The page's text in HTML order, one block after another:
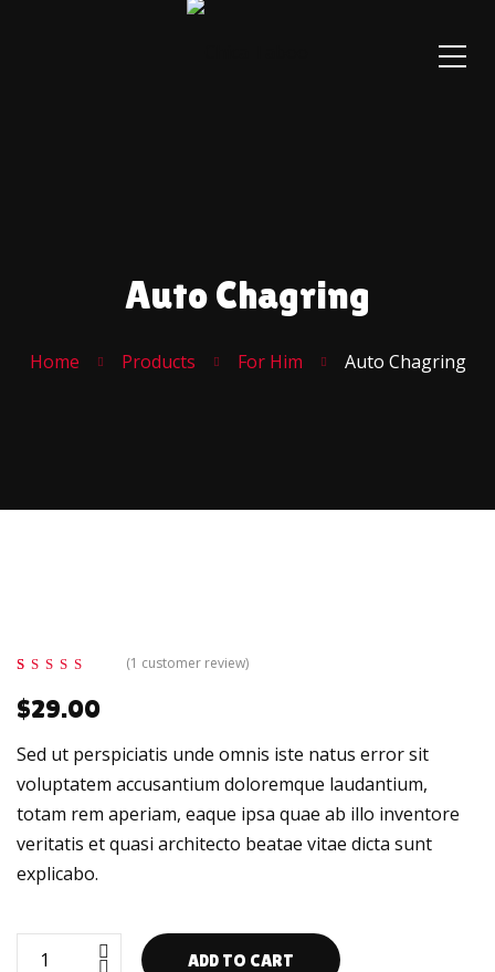
Auto Chagring
Home Products For Him Auto Chagring
of 5 based on
customer
rating
(1 customer review)
$29.00
Sed ut perspiciatis unde omnis iste natus error sit
voluptatem accusantium doloremque laudantium,
totam rem aperiam, eaque ipsa quae ab illo inventore
veritatis et quasi architecto beatae vitae dicta sunt
explicabo.
Auto
ADD TO CART